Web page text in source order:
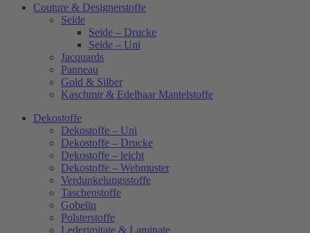
Couture & Designerstoffe
Seide
Seide – Drucke
Seide – Uni
Jacquards
Panneau
Gold & Silber
Kaschmir & Edelhaar Mantelstoffe
Dekostoffe
Dekostoffe – Uni
Dekostoffe – Drucke
Dekostoffe – leicht
Dekostoffe – Webmuster
Verdunkelungsstoffe
Taschenstoffe
Gobelin
Polsterstoffe
Lederimitate & Laminate